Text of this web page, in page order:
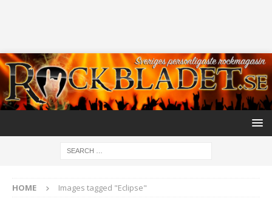
HOME Images tagged "Eclipse"